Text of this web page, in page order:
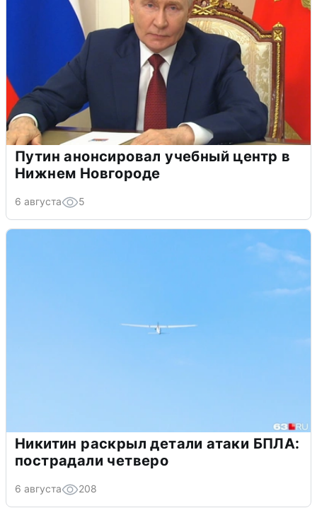
Путин анонсировал учебный центр в
Нижнем Новгороде
6 августа 5
Никитин раскрыл детали атаки БПЛА:
пострадали четверо
6 августа 208